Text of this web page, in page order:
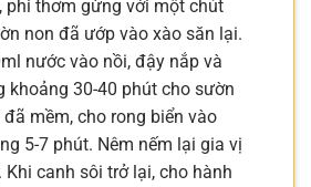
phi thơm gừng với một chút
non đã ướp vào xào săn lại.
nước vào nồi, đậy nắp và
khoảng 30-40 phút cho sườn
mềm, cho rong biển vào
5-7 phút. Nêm nếm lại gia vị
canh sôi trở lại, cho hành